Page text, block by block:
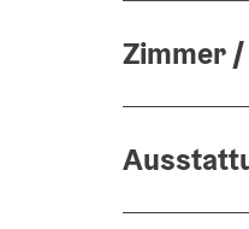
Zimmer